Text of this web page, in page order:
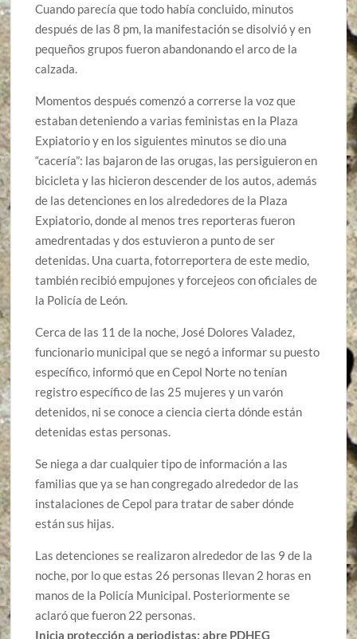
Cuando parecía que todo había concluido, minutos
después de las 8 pm, la manifestación se disolvió y en
pequeños grupos fueron abandonando el arco de la
calzada.
Momentos después comenzó a correrse la voz que
estaban deteniendo a varias feministas en la Plaza
Expiatorio y en los siguientes minutos se dio una
“cacería”: las bajaron de las orugas, las persiguieron en
bicicleta y las hicieron descender de los autos, además
de las detenciones en los alrededores de la Plaza
Expiatorio, donde al menos tres reporteras fueron
amedrentadas y dos estuvieron a punto de ser
detenidas. Una cuarta, fotorreportera de este medio,
también recibió empujones y forcejeos con oficiales de
la Policía de León.
Cerca de las 11 de la noche, José Dolores Valadez,
funcionario municipal que se negó a informar su puesto
específico, informó que en Cepol Norte no tenían
registro específico de las 25 mujeres y un varón
detenidos, ni se conoce a ciencia cierta dónde están
detenidas estas personas.
Se niega a dar cualquier tipo de información a las
familias que ya se han congregado alrededor de las
instalaciones de Cepol para tratar de saber dónde
están sus hijas.
Las detenciones se realizaron alrededor de las 9 de la
noche, por lo que estas 26 personas llevan 2 horas en
manos de la Policía Municipal. Posteriormente se
aclaró que fueron 22 personas.
Inicia protección a periodistas; abre PDHEG